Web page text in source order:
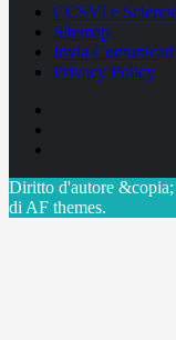
CCSVI e
Sitemap
Invia Comunicati
Privacy Policy
Diritto d'autore
di AF themes.